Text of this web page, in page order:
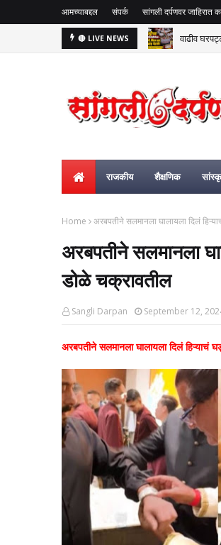
आमच्याबद्दल संपर्क सांगली दर्पणवर जाहिरात
🔴 LIVE NEWS वाढीव
राजकीय शैक्षणिक
Home अरबपतीने सलमानला घालायला दिलं
अरबपतीने सलमानला
डोळे चक्रावतील
Sangli Darpan September 12,
अरबपतीने सलमानला घालायला दिलं हिऱ्याचं